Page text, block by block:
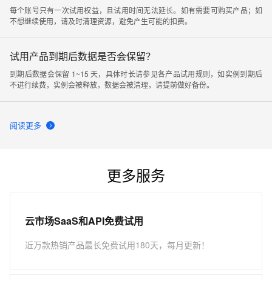
每个账号只有一次试用权益，且试用时间无法延长。如有需要可购买产品；如
不想继续使用，请及时清理资源，避免产生可能的扣费。
试用产品到期后数据是否会保留？
到期后数据会保留 1~15 天，具体时长请参见各产品试用规则，如实例到期后
不进行续费，实例会被释放，数据会被清理，请提前做好备份。
阅读更多
更多服务
云市场SaaS和API免费试用
近万款热销产品最长免费试用180天，每月更新！